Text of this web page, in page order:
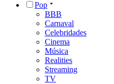
Pop
BBB
Carnaval
Celebridades
Cinema
Música
Realities
Streaming
TV